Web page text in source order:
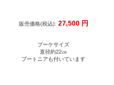
販売価格(税込): 27,500 円
ブーケサイズ
直径約22㎝
ブートニアも付いています